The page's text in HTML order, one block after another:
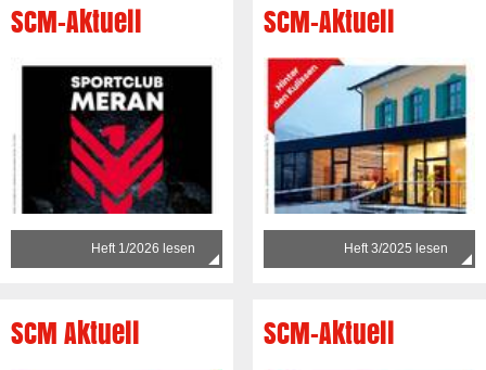
SCM-Aktuell
Heft 1/2026 lesen
SCM-Aktuell
Heft 3/2025 lesen
SCM Aktuell SCM-Aktuell